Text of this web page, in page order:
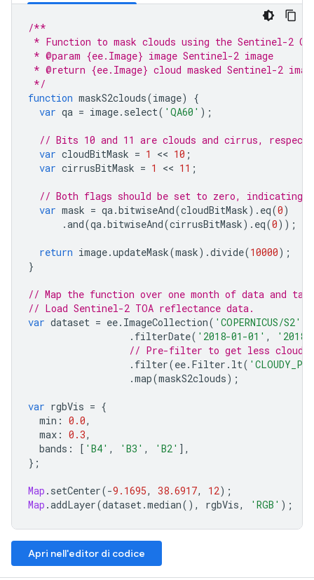
/**
* Function to mask clouds using the Sentinel-2 QA
* @param {ee.Image} image Sentinel-2 image
* @return {ee.Image} cloud masked Sentinel-2
*/
function maskS2clouds(image)
{
var qa = image. select( 'QA60' );
// Bits 10 and 11 are clouds and cirrus,
var cloudBitMask = 1 << 10 ;
var cirrusBitMask = 1 << 11 ;
// Both flags should be set to zero, indicating
var mask = qa.bitwiseAnd(cloudBitMask). eq(0)
.and(qa.bitwiseAnd(cirrusBitMask). eq(0));
return image.updateMask(mask).divide(10000);
}
// Map the function over one month of data and
// Load Sentinel-2 TOA reflectance data.
var dataset = ee. ImageCollection( 'COPERNICUS/S2'
. filterDate( '2018-01-01' ,
// Pre-filter to get less cloudy
. filter(ee. Filter . lt(
.map(maskS2clouds);
var rgbVis = {
min : 0.0,
max : 0.3,
bands : [ 'B4' , 'B3' , 'B2' ],
};
Map . setCenter(-9.1695, 38.6917, 12);
Map .addLayer(dataset.median(), rgbVis, 'RGB' );
Apri nell'editor di codice